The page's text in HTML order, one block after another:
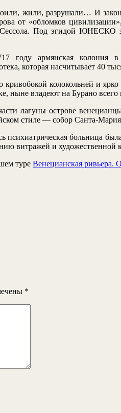
жили, разрушали… И
от «обломков
Под эгидой ЮНЕСКО
году армянская
которая насчитывает 40
колокольней и
ныне владеют на Бурано всего
лагуны острове
стиле — собор Санта-
больница
витражей и художественной
туре Венецианская ривьера.
*